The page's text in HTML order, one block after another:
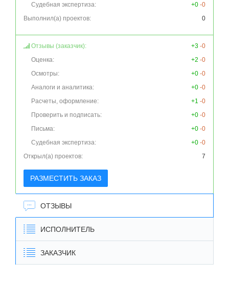
Судебная экспертиза:
+0 -0
Выполнил(а) проектов:
0
Отзывы (заказчик): +3 -0
Оценка:
+2 -0
Осмотры:
+0 -0
Аналоги и аналитика:
+0 -0
Расчеты, оформление:
+1 -0
Проверить и подписать:
+0 -0
Письма:
+0 -0
Судебная экспертиза:
+0 -0
Открыл(а) проектов:
7
РАЗМЕСТИТЬ ЗАКАЗ
ОТЗЫВЫ
ИСПОЛНИТЕЛЬ
ЗАКАЗЧИК